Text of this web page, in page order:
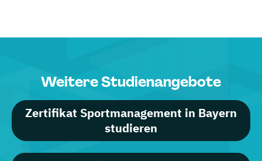
Weitere Studienangebote
Zertifikat Sportmanagement in Bayern
studieren